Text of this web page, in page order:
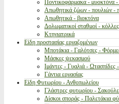
Ποντικοφάρμακα - μυοκτόνα -
Απωθητικά ζώων - πουλιών -
Απωθητικά - βιοκτόνα
Δολωματικοί σταθμοί -
Κτηνιατρικά
Είδη προστασίας εργαζομένων
Μποτάκια - Γαλότσες -
Μάσκες ψεκασμού
Ιμάντες - Γυαλιά - Ωτασπίδες
Γάντια εργασίας
Είδη Φυτωρίου - Ανθοπωλείου
Γλάστρες φυτωρίου -
Δίσκοι σποράς - Παλετάκια